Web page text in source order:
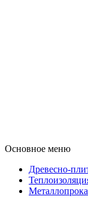
Основное меню
Древесно-